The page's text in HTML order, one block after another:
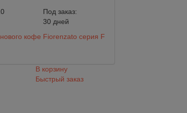
Под заказ:
30 дней
кофе Fiorenzato серия F
В корзину
Быстрый заказ